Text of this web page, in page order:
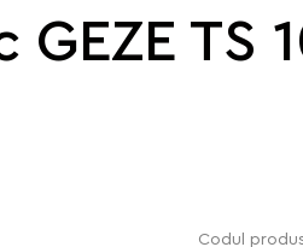
TS
Codul